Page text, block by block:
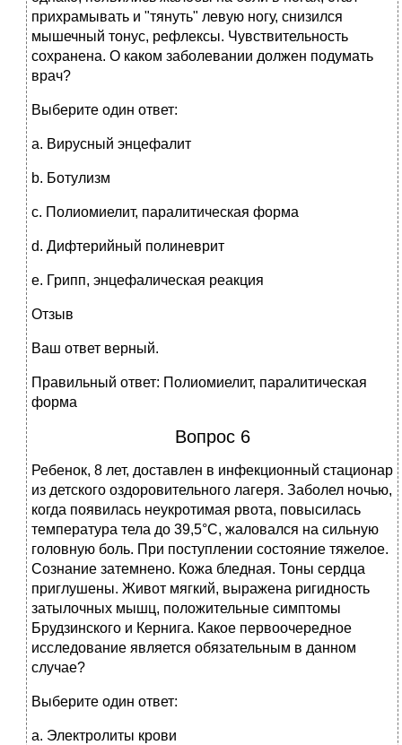
прихрамывать и "тянуть" левую ногу, снизился
мышечный тонус, рефлексы. Чувствительность
сохранена. О каком заболевании должен подумать
врач?
Выберите один ответ:
a. Вирусный энцефалит
b. Ботулизм
c. Полиомиелит, паралитическая форма
d. Дифтерийный полиневрит
e. Грипп, энцефалическая реакция
Отзыв
Ваш ответ верный.
Правильный ответ: Полиомиелит, паралитическая
форма
Вопрос 6
Ребенок, 8 лет, доставлен в инфекционный стационар
из детского оздоровительного лагеря. Заболел ночью,
когда появилась неукротимая рвота, повысилась
температура тела до 39,5°С, жаловался на сильную
головную боль. При поступлении состояние тяжелое.
Сознание затемнено. Кожа бледная. Тоны сердца
приглушены. Живот мягкий, выражена ригидность
затылочных мышц, положительные симптомы
Брудзинского и Кернига. Ка­кое первоочередное
исследование является обязательным в данном
случае?
Выберите один ответ:
a. Электролиты крови